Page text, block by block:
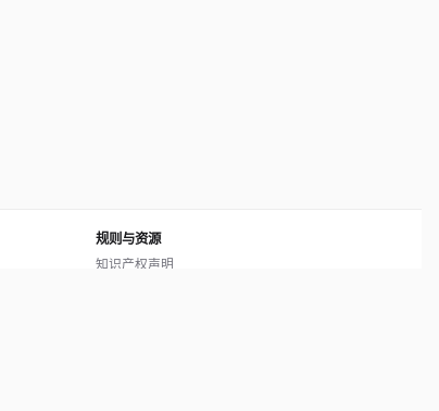
规则与资源
知识产权声明